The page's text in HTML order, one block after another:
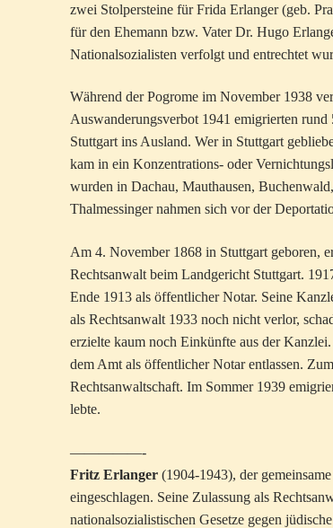
zwei Stolpersteine für Frida Erlanger (geb.
für den Ehemann bzw. Vater Dr. Hugo
Nationalsozialisten verfolgt und entrechtet
Während der Pogrome im November 1938
Auswanderungsverbot 1941 emigrierten rund
Stuttgart ins Ausland. Wer in Stuttgart
kam in ein Konzentrations- oder
wurden in Dachau, Mauthausen,
Thalmessinger nahmen sich vor der
Am 4. November 1868 in Stuttgart geboren,
Rechtsanwalt beim Landgericht Stuttgart.
Ende 1913 als öffentlicher Notar. Seine
als Rechtsanwalt 1933 noch nicht verlor,
erzielte kaum noch Einkünfte aus der
dem Amt als öffentlicher Notar entlassen.
Rechtsanwaltschaft. Im Sommer 1939
lebte.
—————-
Fritz Erlanger (1904-1943), der
eingeschlagen. Seine Zulassung als
nationalsozialistischen Gesetze gegen